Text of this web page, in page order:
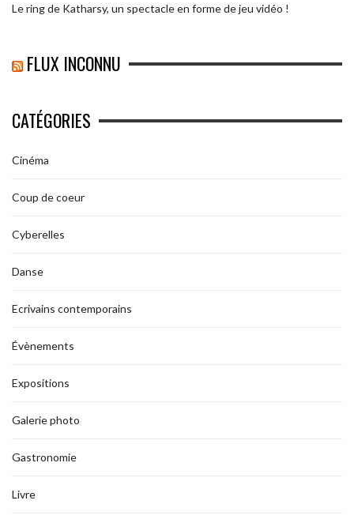
Le ring de Katharsy, un spectacle en forme de jeu vidéo !
FLUX INCONNU
CATÉGORIES
Cinéma
Coup de coeur
Cyberelles
Danse
Ecrivains contemporains
Évènements
Expositions
Galerie photo
Gastronomie
Livre